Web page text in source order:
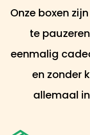
Onze boxen
te
eenmalig
en zonder
allemaal